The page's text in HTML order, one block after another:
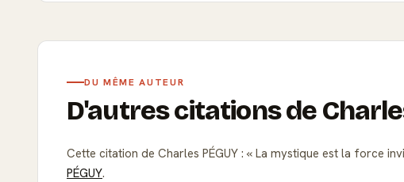
DU MÊME AUTEUR
D'autres citations de
Cette citation de Charles PÉGUY : La mystique est la force
PÉGUY.